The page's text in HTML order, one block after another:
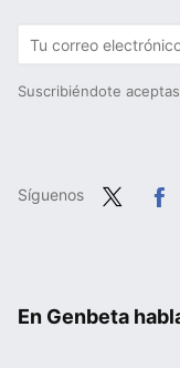
Suscribiéndote
Síguenos
En Genbeta